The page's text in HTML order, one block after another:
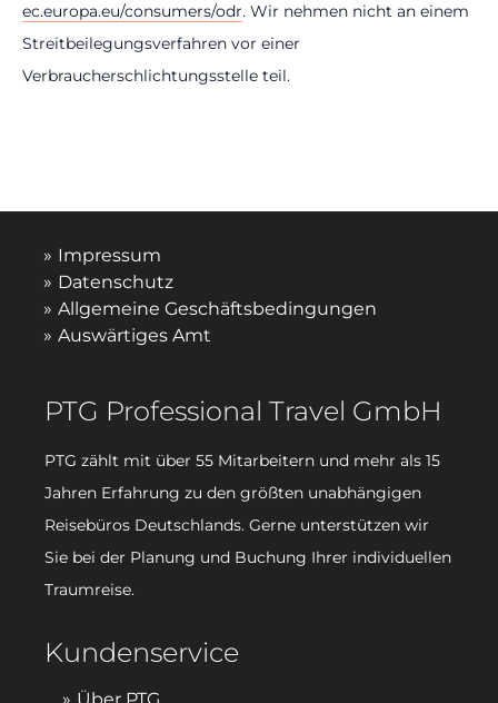
ec.europa.eu/consumers/odr. Wir nehmen nicht an einem
Streitbeilegungsverfahren vor einer
Verbraucherschlichtungsstelle teil.
Impressum
Datenschutz
Allgemeine Geschäftsbedingungen
Auswärtiges Amt
PTG Professional Travel GmbH
PTG zählt mit über 55 Mitarbeitern und mehr als 15
Jahren Erfahrung zu den größten unabhängigen
Reisebüros Deutschlands. Gerne unterstützen wir
Sie bei der Planung und Buchung Ihrer individuellen
Traumreise.
Kundenservice